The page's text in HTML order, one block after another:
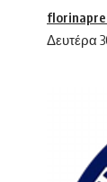
Δευτέρα